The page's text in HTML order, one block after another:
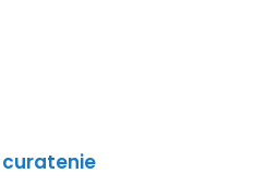
curatenie